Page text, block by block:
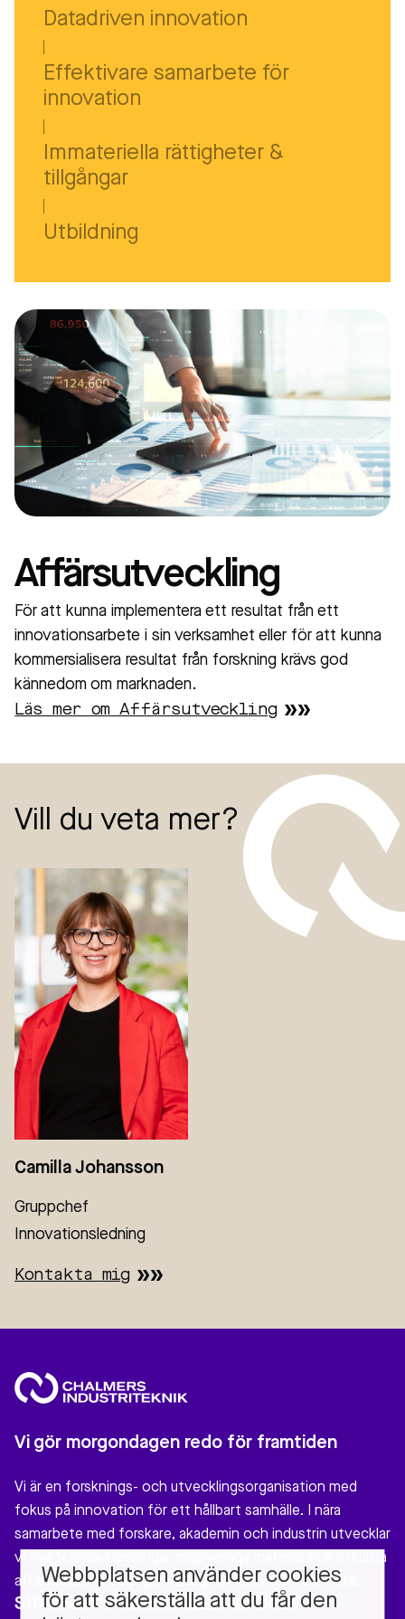
Datadriven innovation
Effektivare samarbete för
innovation
Immateriella rättigheter &
tillgångar
Utbildning
Affärsutveckling
För att kunna implementera ett resultat från ett
innovationsarbete i sin verksamhet eller för att kunna
kommersialisera resultat från forskning krävs god
kännedom om marknaden.
Läs mer om Affärsutveckling
Vill du veta mer?
Camilla Johansson
Gruppchef
Innovationsledning
Kontakta mig
Vi gör morgondagen redo för framtiden
Vi är en forsknings- och utvecklingsorganisation med
fokus på innovation för ett hållbart samhälle. I nära
samarbete med forskare, akademin och industrin utvecklar
vi nya tekniska lösningar, miljövänliga material och cirkulära
affärsmodeller som gör verklig nytta för vårt samhälle.
Stiftelsen Chalmers Industriteknik
Webbplatsen använder cookies
för att säkerställa att du får den